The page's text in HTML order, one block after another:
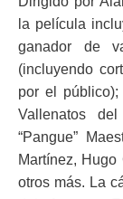
la película
ganador de
(incluyendo
por el
Vallenatos
“Pangue”
Martínez,
otros más. La